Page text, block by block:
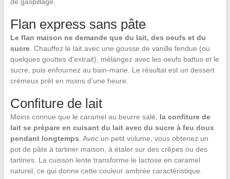
Flan express sans pâte
Le flan maison ne demande que du lait, des oeufs et du
sucre. Chauffez le lait avec une gousse de vanille fendue (ou
quelques gouttes d’extrait), mélangez avec les oeufs battus et le
sucre, puis enfournez au bain-marie. Le résultat est un dessert
crémeux prêt en moins d’une heure.
Confiture de lait
Moins connue que le caramel au beurre salé, la confiture de
lait se prépare en cuisant du lait avec du sucre à feu doux
pendant longtemps . Avec un petit volume, vous obtenez un
pot de pâte à tartiner maison, à étaler sur des crêpes ou des
tartines. La cuisson lente transforme le lactose en caramel
naturel, ce qui donne cette couleur ambrée caractéristique.